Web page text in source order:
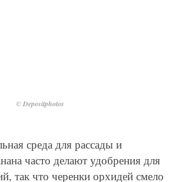
© Depositphotos
среда для рассады и
часто делают удобрения для
так что черенки орхидей смело